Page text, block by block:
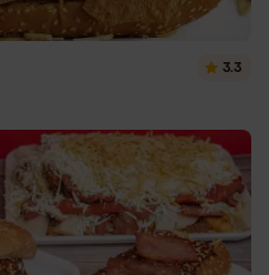
3.3